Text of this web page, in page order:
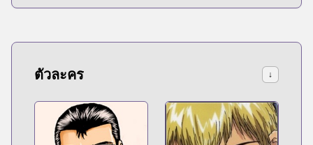
ตัวละคร ↓